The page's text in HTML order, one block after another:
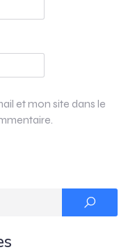
et mon site dans le